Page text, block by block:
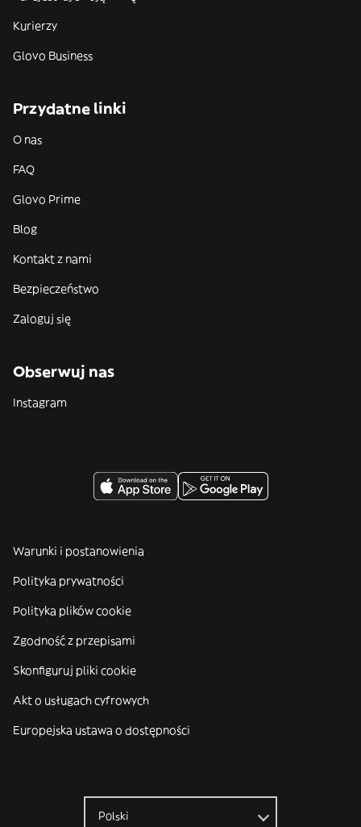
Kurierzy
Glovo Business
Przydatne linki
O nas
FAQ
Glovo Prime
Blog
Kontakt z nami
Bezpieczeństwo
Zaloguj się
Obserwuj nas
Instagram
Warunki i postanowienia
Polityka prywatności
Polityka plików cookie
Zgodność z przepisami
Skonfiguruj pliki cookie
Akt o usługach cyfrowych
Europejska ustawa o dostępności